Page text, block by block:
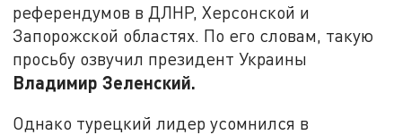
референдумов в ДЛНР, Херсонской и
Запорожской областях. По его словам, такую
просьбу озвучил президент Украины
Владимир Зеленский.
Однако турецкий лидер усомнился в